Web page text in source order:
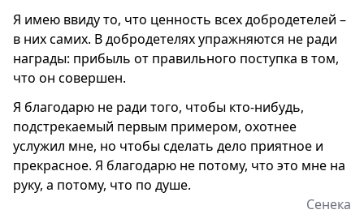
Я имею ввиду то, что ценность всех добродетелей –
в них самих. В добродетелях упражняются не ради
награды: прибыль от правильного поступка в том,
что он совершен.
Я благодарю не ради того, чтобы кто-нибудь,
подстрекаемый первым примером, охотнее
услужил мне, но чтобы сделать дело приятное и
прекрасное. Я благодарю не потому, что это мне на
руку, а потому, что по душе.
Сенека